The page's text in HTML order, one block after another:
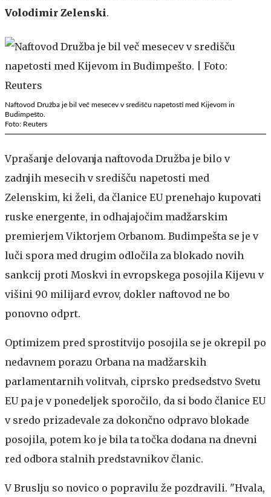
Volodimir Zelenski.
Naftovod Družba je bil več mesecev v središču napetosti med Kijevom in
Budimpešto.
Foto: Reuters
Vprašanje delovanja naftovoda Družba je bilo v
zadnjih mesecih v središču napetosti med
Zelenskim, ki želi, da članice EU prenehajo kupovati
ruske energente, in odhajajočim madžarskim
premierjem Viktorjem Orbanom. Budimpešta se je v
luči spora med drugim odločila za blokado novih
sankcij proti Moskvi in evropskega posojila Kijevu v
višini 90 milijard evrov, dokler naftovod ne bo
ponovno odprt.
Optimizem pred sprostitvijo posojila se je okrepil po
nedavnem porazu Orbana na madžarskih
parlamentarnih volitvah, ciprsko predsedstvo Svetu
EU pa je v ponedeljek sporočilo, da si bodo članice EU
v sredo prizadevale za dokončno odpravo blokade
posojila, potem ko je bila ta točka dodana na dnevni
red odbora stalnih predstavnikov članic.
V Bruslju so novico o popravilu že pozdravili. "Hvala,